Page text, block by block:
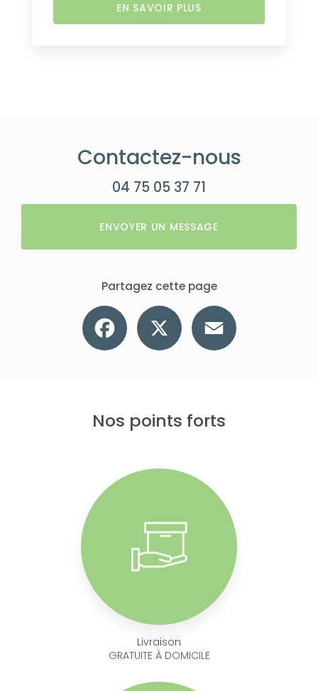
EN SAVOIR PLUS
Contactez-nous
04 75 05 37 71
ENVOYER UN MESSAGE
Partagez cette page
Facebook
Nos points forts
Livraison
GRATUITE À DOMICILE